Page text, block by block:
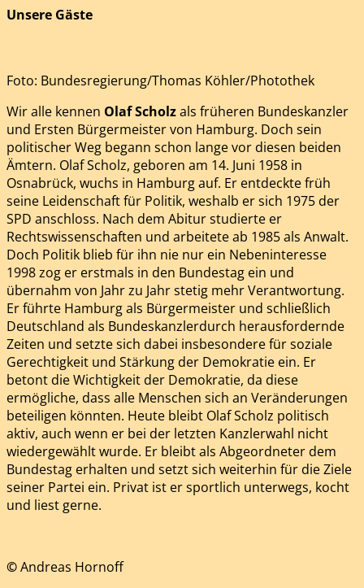
Unsere Gäste
Foto: Bundesregierung/Thomas Köhler/Photothek
Wir alle kennen Olaf Scholzals früheren Bundeskanzler
und Ersten Bürgermeister von Hamburg. Doch sein
politischer Weg begann schon lange vor diesen beiden
Ämtern. Olaf Scholz, geboren am 14. Juni 1958 in
Osnabrück, wuchs in Hamburg auf. Er entdeckte früh
seine Leidenschaft für Politik, weshalb er sich 1975 der
SPD anschloss. Nach dem Abitur studierte er
Rechtswissenschaften und arbeitete ab 1985 als Anwalt.
Doch Politik blieb für ihn nie nur ein Nebeninteresse
1998 zog er erstmals in den Bundestag ein und
übernahm von Jahr zu Jahr stetig mehr Verantwortung.
Er führte Hamburg als Bürgermeister und schließlich
Deutschland als Bundeskanzlerdurch herausfordernde
Zeiten und setzte sich dabei insbesondere für soziale
Gerechtigkeit und Stärkung der Demokratie ein. Er
betont die Wichtigkeit der Demokratie, da diese
ermögliche, dass alle Menschen sich an Veränderungen
beteiligen könnten. Heute bleibt Olaf Scholz politisch
aktiv, auch wenn er bei der letzten Kanzlerwahl nicht
wiedergewählt wurde. Er bleibt als Abgeordneter dem
Bundestag erhalten und setzt sich weiterhin für die Ziele
seiner Partei ein. Privat ist er sportlich unterwegs, kocht
und liest gerne.
©Andreas Hornoff